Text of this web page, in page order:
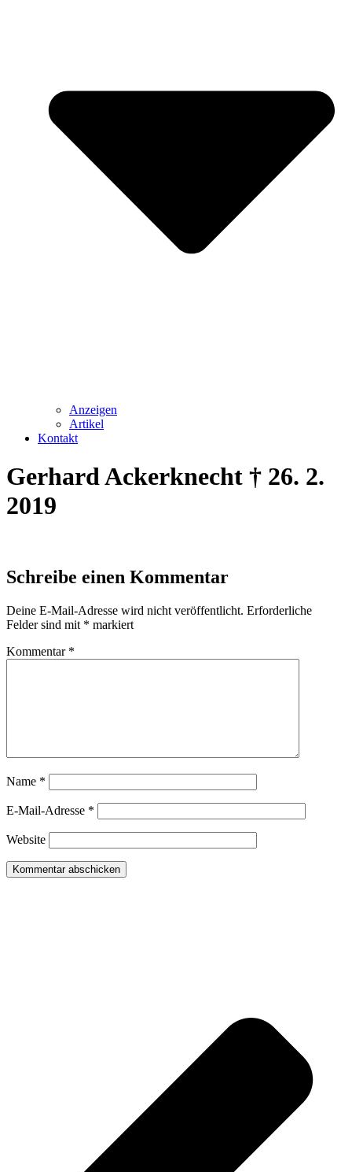
Anzeigen
Artikel
Kontakt
Gerhard Ackerknecht † 26. 2.
2019
Schreibe einen Kommentar
Deine E-Mail-Adresse wird nicht veröffentlicht. Erforderliche
Felder sind mit * markiert
Kommentar *
Name *
E-Mail-Adresse *
Website